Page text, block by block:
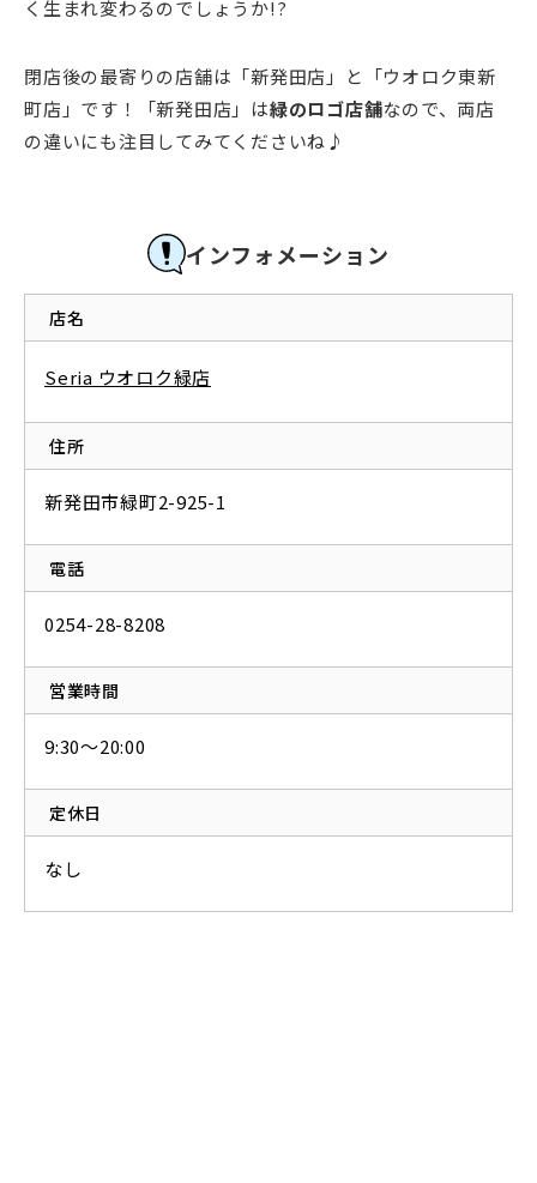
く生まれ変わるのでしょうか!?
閉店後の最寄りの店舗は「新発田店」と「ウオロク東新
町店」です！「新発田店」は緑のロゴ店舗なので、両店
の違いにも注目してみてくださいね♪
インフォメーション
店名
Seria ウオロク緑店
住所
新発田市緑町2-925-1
電話
0254-28-8208
営業時間
9:30～20:00
定休日
なし